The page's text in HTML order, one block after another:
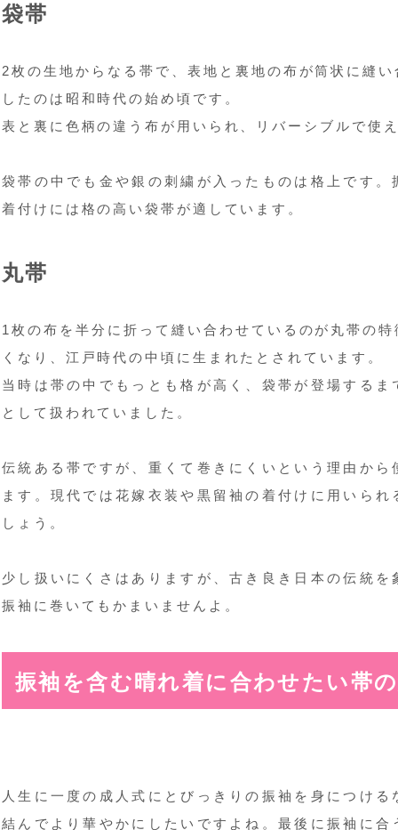
袋帯
2枚の生地からなる帯で、表地と裏地の布が筒状に縫
したのは昭和時代の始め頃です。
表と裏に色柄の違う布が用いられ、リバーシブルで使
袋帯の中でも金や銀の刺繍が入ったものは格上です
着付けには格の高い袋帯が適しています。
丸帯
1枚の布を半分に折って縫い合わせているのが丸帯の
くなり、江戸時代の中頃に生まれたとされています。
当時は帯の中でもっとも格が高く、袋帯が登場する
として扱われていました。
伝統ある帯ですが、重くて巻きにくいという理由か
ます。現代では花嫁衣装や黒留袖の着付けに用いら
しょう。
少し扱いにくさはありますが、古き良き日本の伝統
振袖に巻いてもかまいませんよ。
振袖を含む晴れ着に合わせたい帯
人生に一度の成人式にとびっきりの振袖を身につけ
結んでより華やかにしたいですよね。最後に振袖に